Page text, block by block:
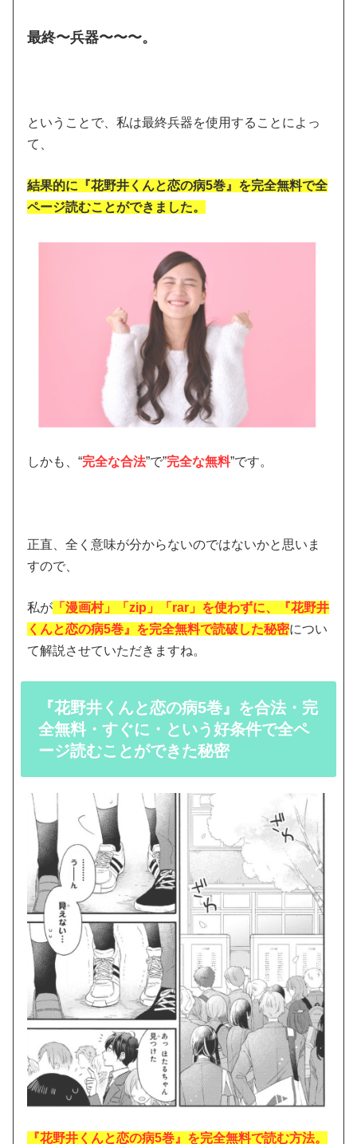
最終〜兵器〜〜〜。
ということで、私は最終兵器を使用することによっ
て、
結果的に『花野井くんと恋の病5巻』を完全無料で全
ページ読むことができました。
しかも、“完全な合法”で”完全な無料”です。
正直、全く意味が分からないのではないかと思いま
すので、
私が 「漫画村」「zip」「rar」を使わずに、『花野井
くんと恋の病5巻』を完全無料で読破した秘密につい
て解説させていただきますね。
『花野井くんと恋の病5巻』を合法・完
全無料・すぐに・という好条件で全ペ
ージ読むことができた秘密
『花野井くんと恋の病5巻』を完全無料で読む方法。